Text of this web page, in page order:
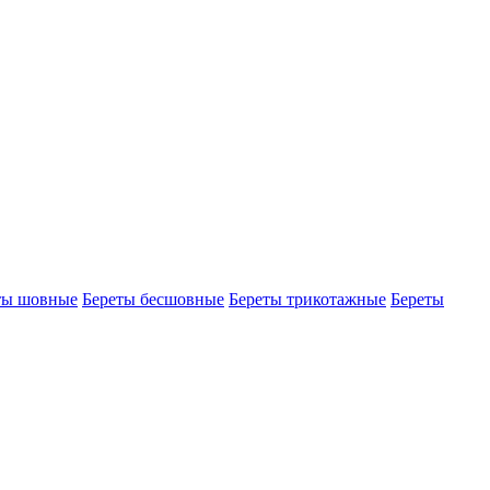
шовные Береты бесшовные Береты трикотажные Береты